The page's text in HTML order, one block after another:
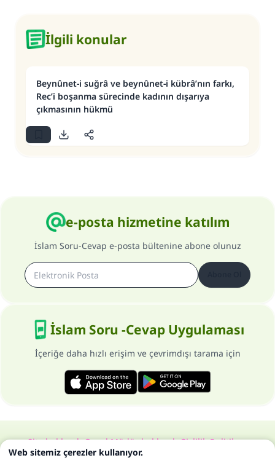
İlgili konular
Beynûnet-i suğrâ ve beynûnet-i kübrâ’nın farkı,
Rec’i boşanma sürecinde kadının dışarıya
çıkmasının hükmü
e-posta hizmetine katılım
İslam Soru-Cevap e-posta bültenine abone olunuz
İslam Soru -Cevap Uygulaması
İçeriğe daha hızlı erişim ve çevrimdışı tarama için
Site hakkındaGenel Müdür hakkındaGizlilik Politikası
Bütün hakları, www.islam-qa.com sitesine aittir 1997-2025 ©
Web sitemiz çerezler kullanıyor.